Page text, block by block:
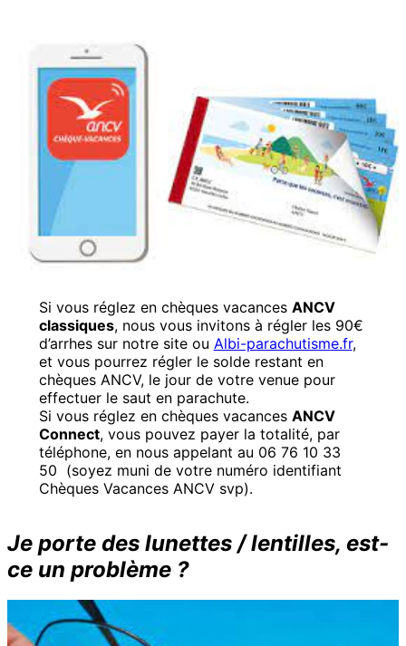
Si vous réglez en chèques vacances ANCV
classiques, nous vous invitons à régler les 90€
d’arrhes sur notre site ou Albi-parachutisme.fr,
et vous pourrez régler le solde restant en
chèques ANCV, le jour de votre venue pour
effectuer le saut en parachute.
Si vous réglez en chèques vacances ANCV
Connect, vous pouvez payer la totalité, par
téléphone, en nous appelant au 06 76 10 33
50 (soyez muni de votre numéro identifiant
Chèques Vacances ANCV svp).
Je porte des lunettes / lentilles, est-
ce un problème ?